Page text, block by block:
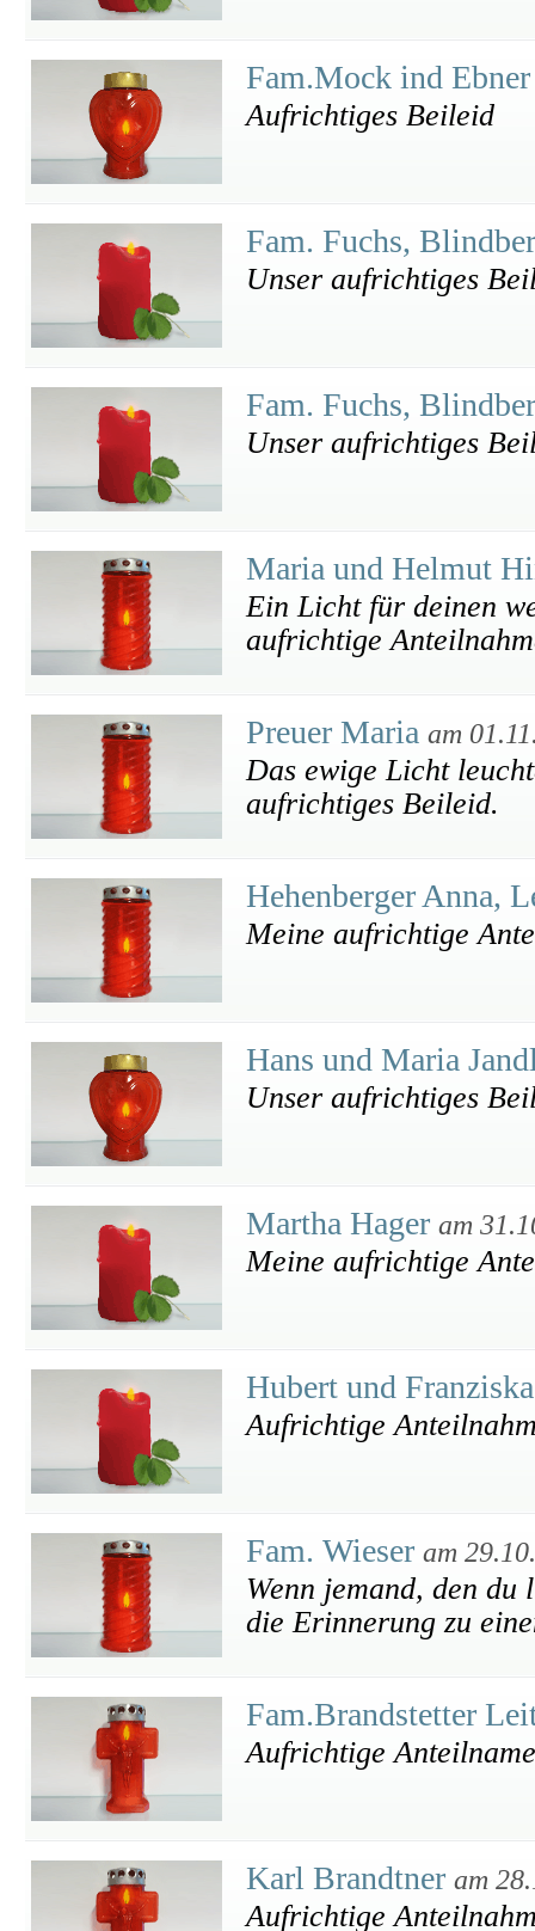
Fam.Mock ind
Aufrichtiges Beileid
Fam. Fuchs,
Unser aufrichtiges
Fam. Fuchs,
Unser aufrichtiges
Maria und Helmut
Ein Licht für deinen
aufrichtige
Preuer Maria am
Das ewige Licht
aufrichtiges Beileid.
Hehenberger Anna,
Meine aufrichtige
Hans und Maria
Unser aufrichtiges
Martha Hager am
Meine aufrichtige
Hubert und
Aufrichtige
Fam. Wieser am
Wenn jemand, den
die Erinnerung zu
Fam.Brandstetter
Aufrichtige
Karl Brandtner am
Aufrichtige